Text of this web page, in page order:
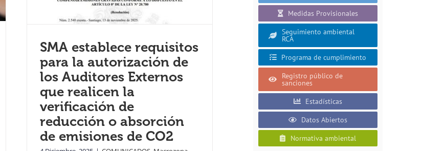
SMA establece requisitos
para la autorización de
los Auditores Externos
que realicen la
verificación de
reducción o absorción
de emisiones de CO2
Medidas Provisionales
Seguimiento ambiental
RCA
Programa de cumplimiento
Registro público de
sanciones
Estadísticas
Datos Abiertos
Normativa ambiental